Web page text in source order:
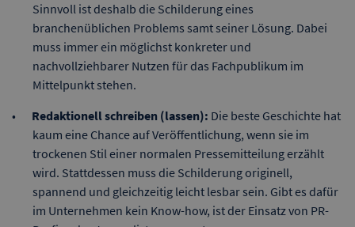
Sinnvoll ist deshalb die Schilderung eines
branchenüblichen Problems samt seiner Lösung. Dabei
muss immer ein möglichst konkreter und
nachvollziehbarer Nutzen für das Fachpublikum im
Mittelpunkt stehen.
Redaktionell schreiben (lassen): Die beste Geschichte hat
kaum eine Chance auf Veröffentlichung, wenn sie im
trockenen Stil einer normalen Pressemitteilung erzählt
wird. Stattdessen muss die Schilderung originell,
spannend und gleichzeitig leicht lesbar sein. Gibt es dafür
im Unternehmen kein Know-how, ist der Einsatz von PR-